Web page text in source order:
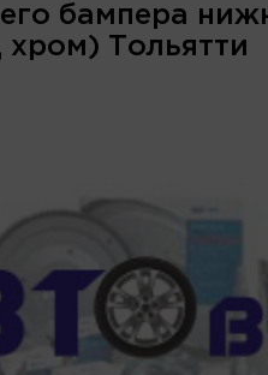
бампера
хром) Тольятти